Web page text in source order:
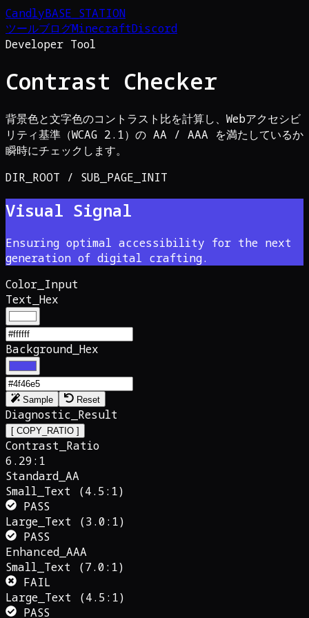
CandlyBASE_STATION
ツールブログMinecraftDiscord
Developer Tool
Contrast Checker
背景色と文字色のコントラスト比を計算し、Webアクセシビ
リティ基準（WCAG 2.1）の AA / AAA を満たしているか
瞬時にチェックします。
DIR_ROOT / SUB_PAGE_INIT
Visual Signal
Ensuring optimal accessibility for the next
generation of digital crafting.
Color_Input
Text_Hex
Background_Hex
Sample Reset
Diagnostic_Result
[ COPY_RATIO ]
Contrast_Ratio
6.29:1
Standard_AA
Small_Text (4.5:1)
PASS
Large_Text (3.0:1)
PASS
Enhanced_AAA
Small_Text (7.0:1)
FAIL
Large_Text (4.5:1)
PASS